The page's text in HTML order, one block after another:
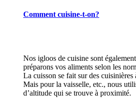
Comment cuisine-t-on?
Nos igloos de cuisine sont
préparons vos aliments selon les
La cuisson se fait sur des
Mais pour la vaisselle, etc., nous
d’altitude qui se trouve à proximité.